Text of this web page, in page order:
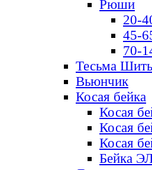
Рюши
20-
45-
70-
Тесьма
Вьюнчик
Косая бейка
Косая
Косая
Косая
Бейка